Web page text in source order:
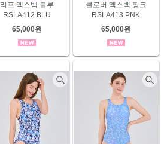
리프 엑스백 블루
RSLA412 BLU
65,000원
클로버 엑스백 핑크
RSLA413 PNK
65,000원